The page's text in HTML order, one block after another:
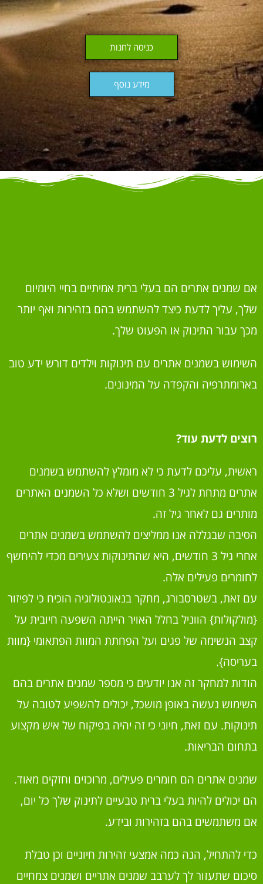
כניסה לחנות
מידע נוסף
אם שמנים אתרים הם בעלי ברית אמיתיים בחיי היומיום
שלך, עליך לדעת כיצד להשתמש בהם בזהירות ואף יותר
מכך עבור התינוק או הפעוט שלך.
השימוש בשמנים אתרים עם תינוקות וילדים דורש ידע טוב
בארומתרפיה והקפדה על המינונים.
רוצים לדעת עוד?
ראשית, עליכם לדעת כי לא מומלץ להשתמש בשמנים
אתרים מתחת לגיל 3 חודשים ושלא כל השמנים האתרים
מותרים גם לאחר גיל זה.
הסיבה שבגללה אנו ממליצים להשתמש בשמנים אתרים
אחרי גיל 3 חודשים, היא שהתינוקות צעירים מכדי להיחשף
לחומרים פעילים אלה.
עם זאת, בשטרסבורג, מחקר בנאונטולוגיה הוכיח כי לפיזור
{מולקולות} הווניל בחלל האויר הייתה השפעה חיובית על
קצב הנשימה של פגים ועל הפחתת המוות הפתאומי {מוות
בעריסה}.
הודות למחקר זה אנו יודעים כי מספר שמנים אתרים בהם
השימוש נעשה באופן מושכל, יכולים להשפיע לטובה על
תינוקות. עם זאת, חיוני כי זה יהיה בפיקוח של איש מקצוע
בתחום הבריאות.
שמנים אתרים הם חומרים פעילים, מרוכזים וחזקים מאוד.
הם יכולים להיות בעלי ברית טבעיים לתינוק שלך כל יום,
אם משתמשים בהם בזהירות ובידע.
כדי להתחיל, הנה כמה אמצעי זהירות חיוניים וכן טבלת
סיכום שתעזור לך לערבב שמנים אתריים ושמנים צמחיים